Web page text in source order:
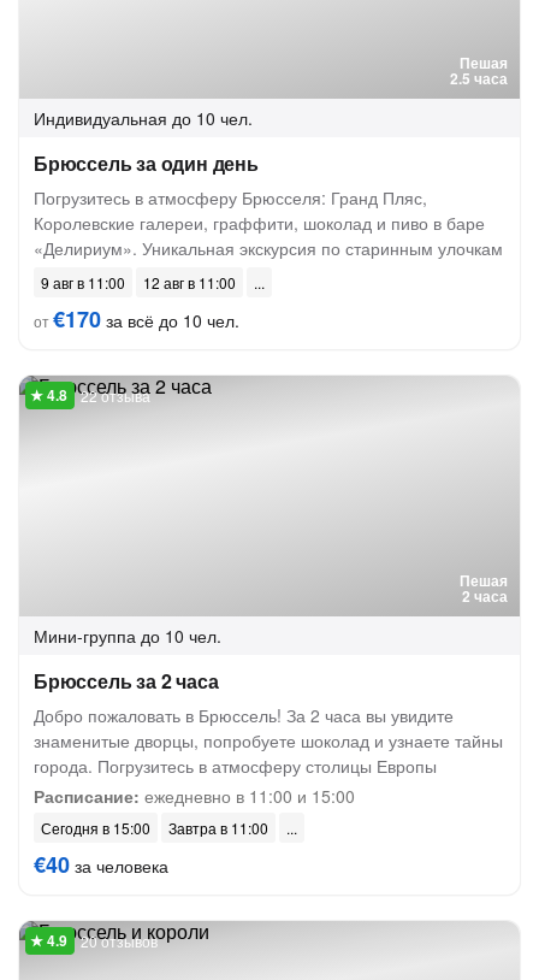
Пешая
2.5 часа
Индивидуальная до 10 чел.
Брюссель за один день
Погрузитесь в атмосферу Брюсселя: Гранд Пляс,
Королевские галереи, граффити, шоколад и пиво в баре
«Делириум». Уникальная экскурсия по старинным улочкам
9 авг в 11:00
12 авг в 11:00
от€170 за всё до 10 чел.
Пешая
2 часа
22 отзыва
Мини-группа до 10 чел.
Брюссель за 2 часа
Добро пожаловать в Брюссель! За 2 часа вы увидите
знаменитые дворцы, попробуете шоколад и узнаете тайны
города. Погрузитесь в атмосферу столицы Европы
Расписание: ежедневно в 11:00 и 15:00
Сегодня в 15:00 Завтра в 11:00
€40 за человека
20 отзывов